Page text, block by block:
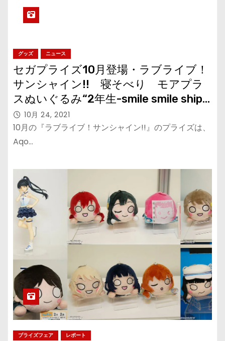
グッズ ニュース
セガプライズ10月登場・ラブライブ！
サンシャイン!! 寝そべり モアプラ
スぬいぐるみ“2年生-smile smile ship
Start!”
10月 24, 2021
10月の『ラブライブ！サンシャイン!!』のプライズは、
Aqo…
プライズフェア レポート